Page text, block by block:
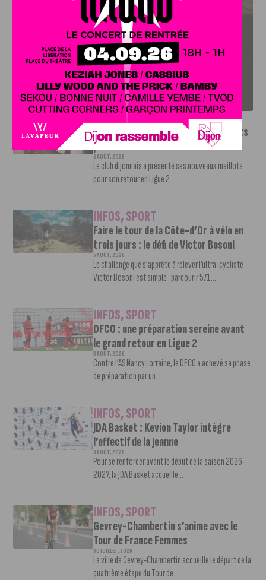
LE DFCO DÉVOILE SES NOUVEAUX MAILLOTS POUR LA
SAISON 2026-2027
INFOS,SPORT
Le DFCO dévoile ses nouveaux maillots
pour la saison 2026-2027
6 AOÛT, 2026
Le club dijonnais a présenté ses nouveaux maillots
pour son retour en Ligue 2....
INFOS,SPORT
Faire le tour de la Côte-d’Or à vélo en
trois jours : le défi de Victor Bosoni
5 AOÛT, 2026
Le challenge que s’apprête à relever l’ultra-cycliste
Victor Bosoni est simple : parcourir 571...
INFOS,SPORT
DFCO : une préparation sereine avant
le grand retour en Ligue 2
3 AOÛT, 2026
Contre l’AS Nancy Lorraine, le DFCO a achevé sa phase
de préparation par un...
INFOS,SPORT
JDA Basket : Kevion Taylor intègre
l’effectif de la Jeanne
3 AOÛT, 2026
Pour se renforcer avant le début de la saison 2026-
2027, la JDA Basket accueille...
INFOS,SPORT
Gevrey-Chambertin s’anime avec le
Tour de France Femmes
30 JUILLET, 2026
La ville de Gevrey-Chambertin accueille le départ de la
quatrième étape du Tour de...